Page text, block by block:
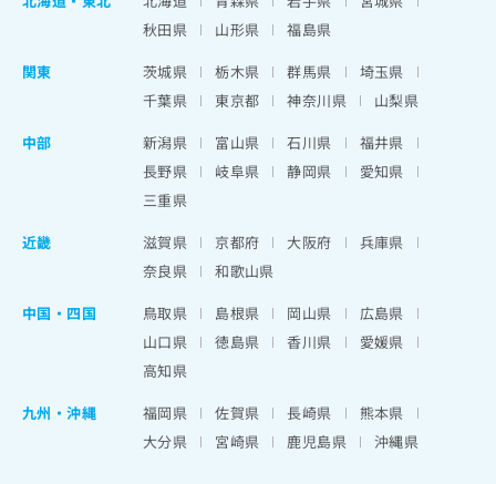
秋田県
山形県
福島県
関東
茨城県 栃木県 群馬県
埼玉県
千葉県
東京都 神奈川県
山梨県
中部
新潟県 富山県 石川県
福井県
長野県
岐阜県 静岡県
愛知県
三重県
近畿
滋賀県 京都府 大阪府
兵庫県
奈良県
和歌山県
中国・四国
鳥取県 島根県 岡山県
広島県
山口県
徳島県 香川県
愛媛県
高知県
九州・沖縄
福岡県 佐賀県 長崎県
熊本県
大分県
宮崎県 鹿児島県 沖縄県